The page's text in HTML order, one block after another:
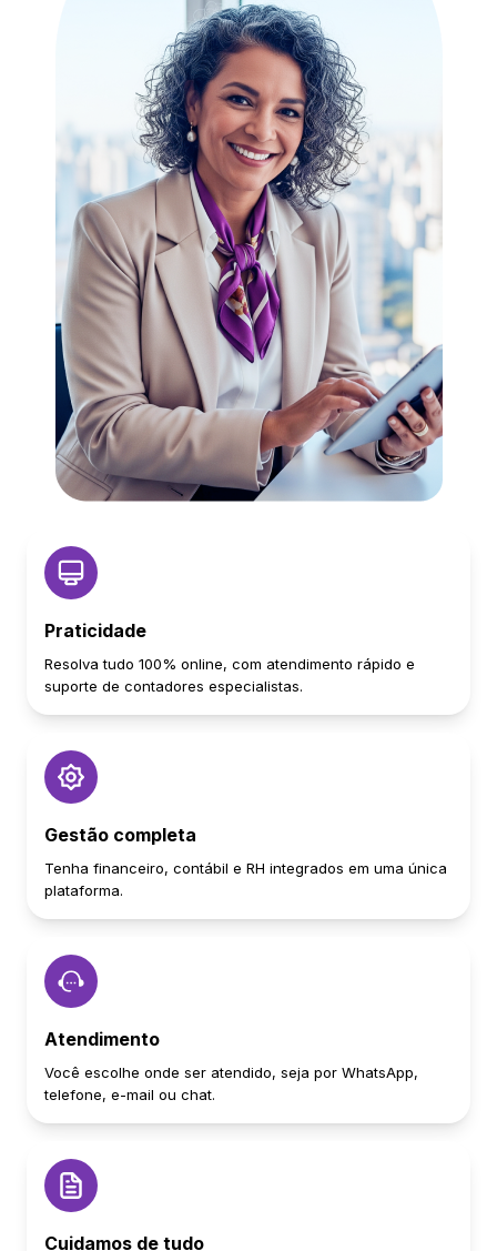
Praticidade
Resolva tudo 100% online, com atendimento rápido e
suporte de contadores especialistas.
Gestão completa
Tenha financeiro, contábil e RH integrados em uma única
plataforma.
Atendimento
Você escolhe onde ser atendido, seja por WhatsApp,
telefone, e-mail ou chat.
Cuidamos de tudo